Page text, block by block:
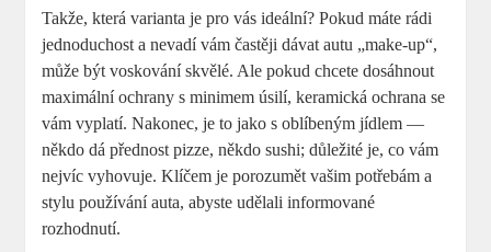
Takže, která varianta je pro vás⁢ ideální? Pokud máte rádi
jednoduchost a nevadí vám častěji dávat autu „make-up“,
může být‍ voskování ​skvělé. Ale pokud chcete dosáhnout‌
maximální ochrany ‍s minimem úsilí, keramická ochrana se
vám vyplatí. Nakonec, je to jako s oblíbeným jídlem —
někdo dá přednost ⁣pizze, ‍někdo sushi; důležité je, co vám
nejvíc vyhovuje. Klíčem je porozumět vašim potřebám⁣ a
stylu používání ⁣auta, abyste udělali informované
rozhodnutí.